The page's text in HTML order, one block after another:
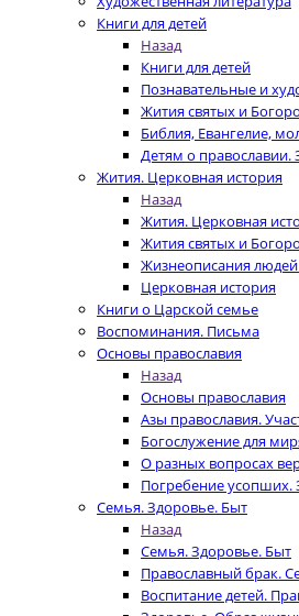
Книги для детей
Назад
Книги для детей
Познавательные и
Жития святых и
Библия, Евангелие,
Детям о
Жития. Церковная история
Назад
Жития. Церковная
Жития святых и
Жизнеописания
Церковная история
Книги о Царской семье
Воспоминания. Письма
Основы православия
Назад
Основы православия
Азы православия.
Богослужение для
О разных вопросах
Погребение
Семья. Здоровье. Быт
Назад
Семья. Здоровье. Быт
Православный брак.
Воспитание детей.